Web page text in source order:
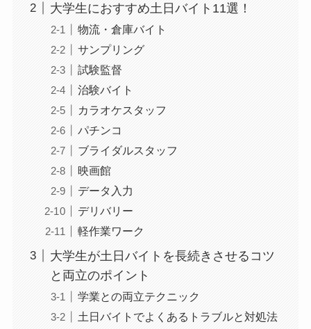
大学生におすすめ土日バイト11選！
物流・倉庫バイト
サンプリング
試験監督
治験バイト
カラオケスタッフ
パチンコ
ブライダルスタッフ
映画館
データ入力
デリバリー
軽作業ワーク
大学生が土日バイトを長続きさせるコツ
と両立のポイント
学業との両立テクニック
土日バイトでよくあるトラブルと対処法